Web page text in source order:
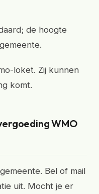
de hoogte
loket. Zij kunnen
komt.
WMO
Bel of mail
uit. Mocht je er